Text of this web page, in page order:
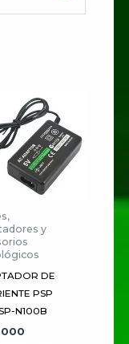
y
DE
PSP
N100B